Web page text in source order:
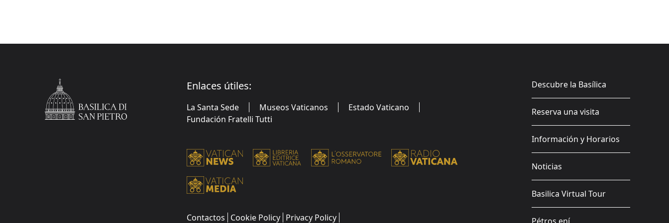
Enlaces útiles:
La Santa Sede Museos Vaticanos
Estado Vaticano
Fundación Fratelli Tutti
Contactos Cookie Policy Privacy Policy
Descubre la Basílica
Reserva una visita
Información y Horarios
Noticias
Basilica Virtual Tour